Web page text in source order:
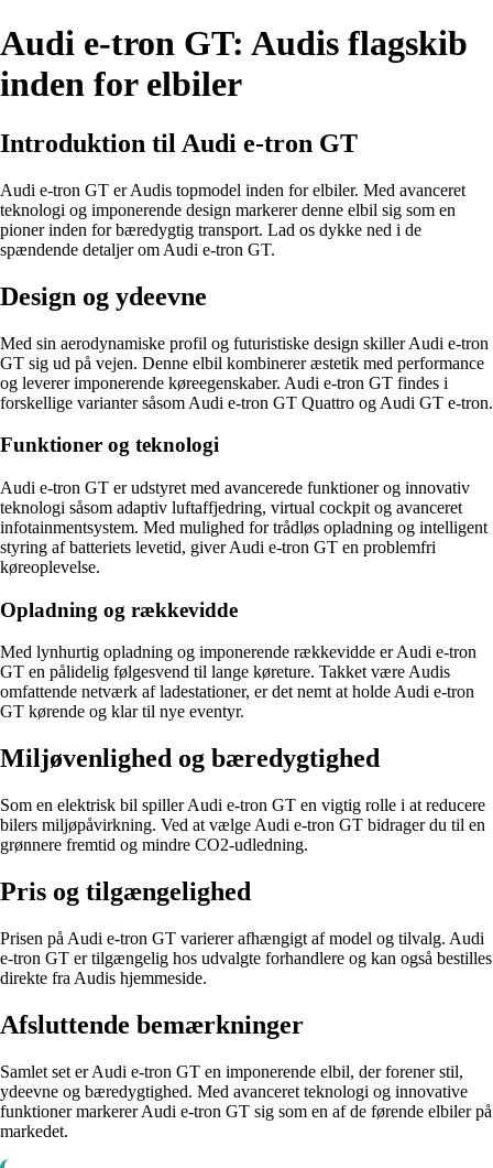
Audi e-tron GT: Audis flagskib
inden for elbiler
Introduktion til Audi e-tron GT
Audi e-tron GT er Audis topmodel inden for elbiler. Med avanceret
teknologi og imponerende design markerer denne elbil sig som en
pioner inden for bæredygtig transport. Lad os dykke ned i de
spændende detaljer om Audi e-tron GT.
Design og ydeevne
Med sin aerodynamiske profil og futuristiske design skiller Audi e-tron
GT sig ud på vejen. Denne elbil kombinerer æstetik med performance
og leverer imponerende køreegenskaber. Audi e-tron GT findes i
forskellige varianter såsom Audi e-tron GT Quattro og Audi GT e-tron.
Funktioner og teknologi
Audi e-tron GT er udstyret med avancerede funktioner og innovativ
teknologi såsom adaptiv luftaffjedring, virtual cockpit og avanceret
infotainmentsystem. Med mulighed for trådløs opladning og intelligent
styring af batteriets levetid, giver Audi e-tron GT en problemfri
køreoplevelse.
Opladning og rækkevidde
Med lynhurtig opladning og imponerende rækkevidde er Audi e-tron
GT en pålidelig følgesvend til lange køreture. Takket være Audis
omfattende netværk af ladestationer, er det nemt at holde Audi e-tron
GT kørende og klar til nye eventyr.
Miljøvenlighed og bæredygtighed
Som en elektrisk bil spiller Audi e-tron GT en vigtig rolle i at reducere
bilers miljøpåvirkning. Ved at vælge Audi e-tron GT bidrager du til en
grønnere fremtid og mindre CO2-udledning.
Pris og tilgængelighed
Prisen på Audi e-tron GT varierer afhængigt af model og tilvalg. Audi
e-tron GT er tilgængelig hos udvalgte forhandlere og kan også bestilles
direkte fra Audis hjemmeside.
Afsluttende bemærkninger
Samlet set er Audi e-tron GT en imponerende elbil, der forener stil,
ydeevne og bæredygtighed. Med avanceret teknologi og innovative
funktioner markerer Audi e-tron GT sig som en af de førende elbiler på
markedet.